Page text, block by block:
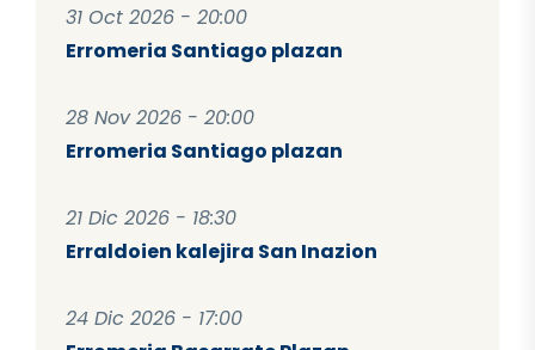
31 Oct 2026 - 20:00
Erromeria Santiago plazan
28 Nov 2026 - 20:00
Erromeria Santiago plazan
21 Dic 2026 - 18:30
Erraldoien kalejira San Inazion
24 Dic 2026 - 17:00